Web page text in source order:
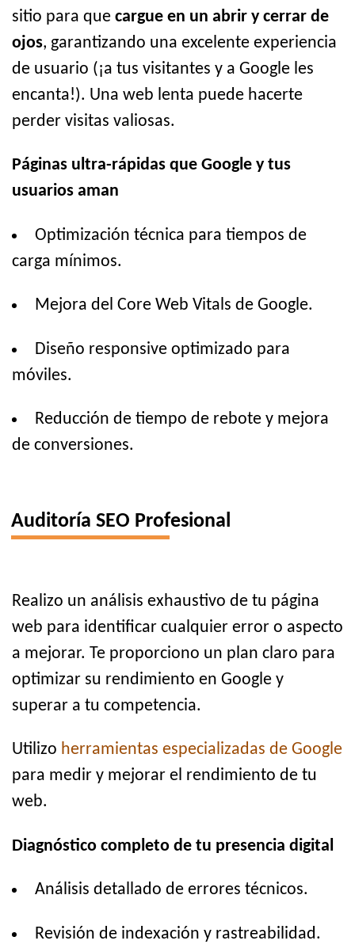
sitio para que cargue en un abrir y cerrar de
ojos, garantizando una excelente experiencia
de usuario (¡a tus visitantes y a Google les
encanta!). Una web lenta puede hacerte
perder visitas valiosas.
Páginas ultra-rápidas que Google y tus
usuarios aman
Optimización técnica para tiempos de
carga mínimos.
Mejora del Core Web Vitals de Google.
Diseño responsive optimizado para
móviles.
Reducción de tiempo de rebote y mejora
de conversiones.
Auditoría SEO Profesional
Realizo un análisis exhaustivo de tu página
web para identificar cualquier error o aspecto
a mejorar. Te proporciono un plan claro para
optimizar su rendimiento en Google y
superar a tu competencia.
Utilizo herramientas especializadas de Google
para medir y mejorar el rendimiento de tu
web.
Diagnóstico completo de tu presencia digital
Análisis detallado de errores técnicos.
Revisión de indexación y rastreabilidad.